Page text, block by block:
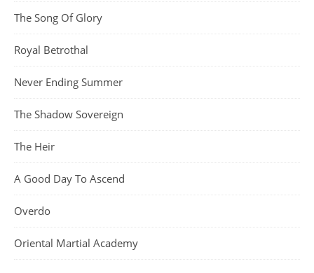
The Song Of Glory
Royal Betrothal
Never Ending Summer
The Shadow Sovereign
The Heir
A Good Day To Ascend
Overdo
Oriental Martial Academy